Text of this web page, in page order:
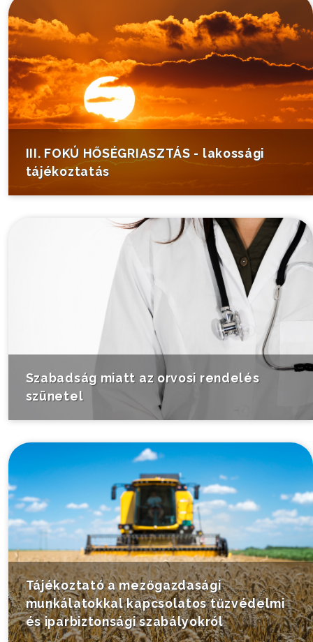
III. FOKÚ HŐSÉGRIASZTÁS - lakossági
tájékoztatás
Szabadság miatt az orvosi rendelés
szünetel
Tájékoztató a mezőgazdasági
munkálatokkal kapcsolatos tűzvédelmi
és iparbiztonsági szabályokról